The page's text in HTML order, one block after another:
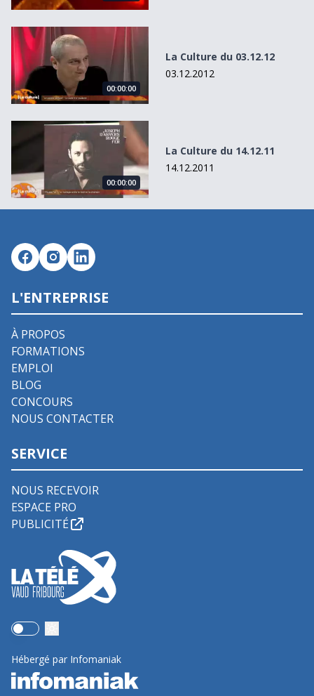
La Culture du 03.12.12
00:00:00
La Culture du 03.12.12
03.12.2012
La Culture du 14.12.11
00:00:00
La Culture du 14.12.11
14.12.2011
L'ENTREPRISE
À PROPOS
FORMATIONS
EMPLOI
BLOG
CONCOURS
NOUS CONTACTER
SERVICE
NOUS RECEVOIR
ESPACE PRO
PUBLICITÉ
Use setting
Hébergé par Infomaniak